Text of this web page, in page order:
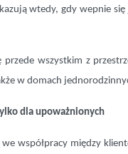
wtedy, gdy wepnie
przede wszystkim z
w domach
dla upoważnionych
współpracy między